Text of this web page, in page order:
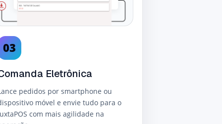
03
Eletrônica
pedidos por smartphone ou
móvel e envie tudo para o
com mais agilidade na